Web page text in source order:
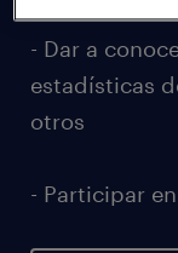
- Dar a
estadísticas
otros
- Participar